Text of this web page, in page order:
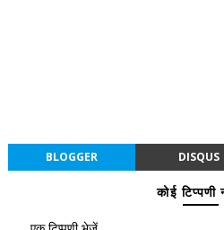
BLOGGER DISQUS
कोई टिप्पणी